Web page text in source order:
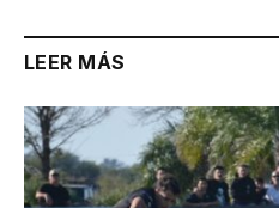
LEER MÁS